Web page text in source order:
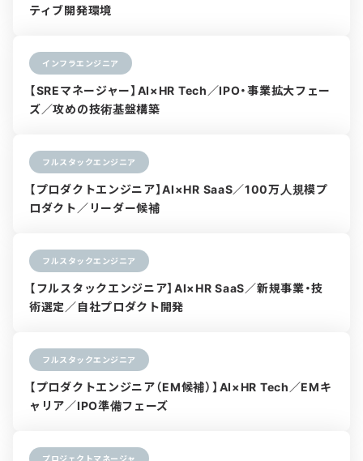
ティブ開発環境
インフラエンジニア
【SREマネージャー】AI×HR Tech／IPO・事業拡大フェー
ズ／攻めの技術基盤構築
フルスタックエンジニア
【プロダクトエンジニア】AI×HR SaaS／100万人規模プ
ロダクト／リーダー候補
フルスタックエンジニア
【フルスタックエンジニア】AI×HR SaaS／新規事業・技
術選定／自社プロダクト開発
フルスタックエンジニア
【プロダクトエンジニア（EM候補）】AI×HR Tech／EMキ
ャリア／IPO準備フェーズ
プロジェクトマネージャ